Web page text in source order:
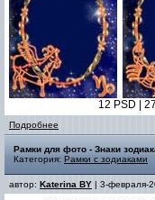
12 PSD |
Подробнее
Рамки для фото - Знаки
Категория: Рамки с зодиаками
автор: Katerina BY | 3-февраля-